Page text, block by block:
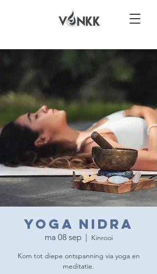
Yoga Nidra
ma 08 sep
  |
Kinrooi
Kom tot diepe ontspanning via yoga en
meditatie.